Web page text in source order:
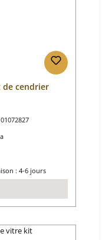
de cendrier
01072827
:
: 4-6 jours